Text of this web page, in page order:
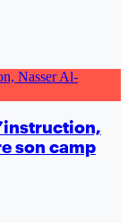
son camp